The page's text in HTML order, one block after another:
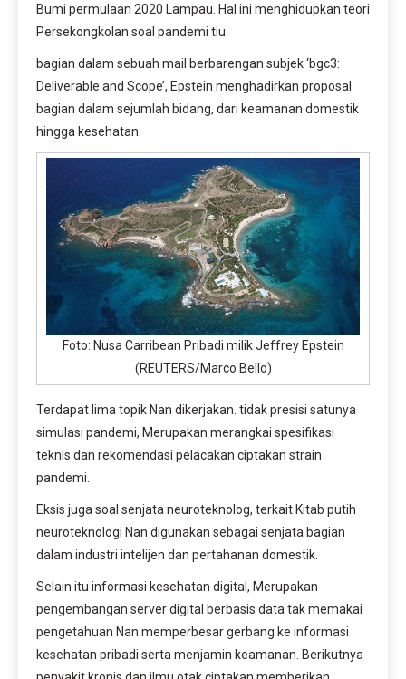
Bumi permulaan 2020 Lampau. Hal ini menghidupkan teori
Persekongkolan soal pandemi tiu.
bagian dalam sebuah mail berbarengan subjek ‘bgc3:
Deliverable and Scope’, Epstein menghadirkan proposal
bagian dalam sejumlah bidang, dari keamanan domestik
hingga kesehatan.
Foto: Nusa Carribean Pribadi milik Jeffrey Epstein
(REUTERS/Marco Bello)
Terdapat lima topik Nan dikerjakan. tidak presisi satunya
simulasi pandemi, Merupakan merangkai spesifikasi
teknis dan rekomendasi pelacakan ciptakan strain
pandemi.
Eksis juga soal senjata neuroteknolog, terkait Kitab putih
neuroteknologi Nan digunakan sebagai senjata bagian
dalam industri intelijen dan pertahanan domestik.
Selain itu informasi kesehatan digital, Merupakan
pengembangan server digital berbasis data tak memakai
pengetahuan Nan memperbesar gerbang ke informasi
kesehatan pribadi serta menjamin keamanan. Berikutnya